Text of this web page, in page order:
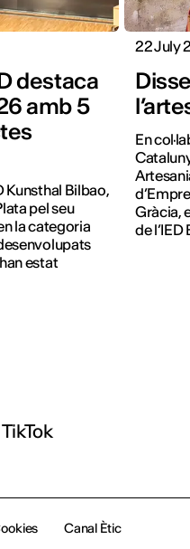
destaca
amb 5
Kunsthal Bilbao,
pel seu
la categoria
estat
22 July
En
Gràcia,
de
TikTok
Canal Ètic